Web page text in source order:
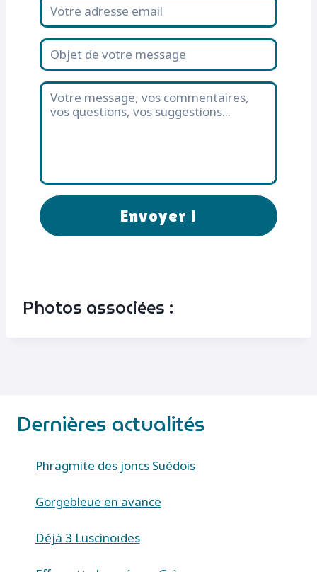
Envoyer !
Photos associées :
Dernières actualités
Phragmite des joncs Suédois
Gorgebleue en avance
Déjà 3 Luscinoïdes